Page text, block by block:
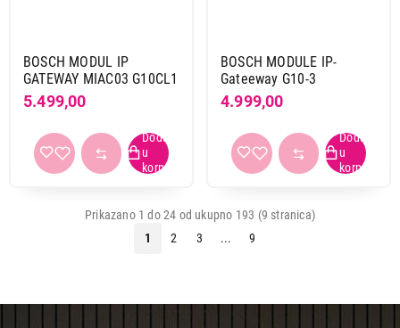
BOSCH MODUL IP
GATEWAY MIAC03 G10CL1
5.499,00
BOSCH MODULE IP-
Gateeway G10-3
4.999,00
Prikazano 1 do 24 od ukupno 193 (9 stranica)
1
2 3 ... 9